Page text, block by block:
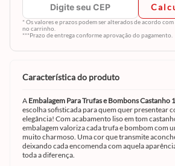
* Os valores e prazos podem ser alterados de acordo
no carrinho.
***Prazo de entrega conforme aprovação do pagamento.
característica do produto
A Embalagem Para Trufas e Bombons
escolha sofisticada para quem quer presentear
elegância! Com acabamento liso em tom
embalagem valoriza cada trufa e bombom com
muito charmoso. Uma cor que transmite
deixando cada encomenda com aquela
toda a diferença.